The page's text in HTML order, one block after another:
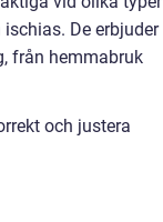
De erbjuder
från hemmabruk
och justera